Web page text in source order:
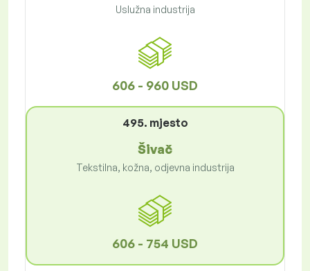
Uslužna industrija
606 - 960 USD
495. mjesto
Šivač
Tekstilna, kožna, odjevna industrija
606 - 754 USD